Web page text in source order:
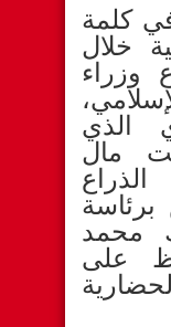
كلمة
خلال
لاجتماع وزراء
الذي
مال
برئاسة
محمد
على